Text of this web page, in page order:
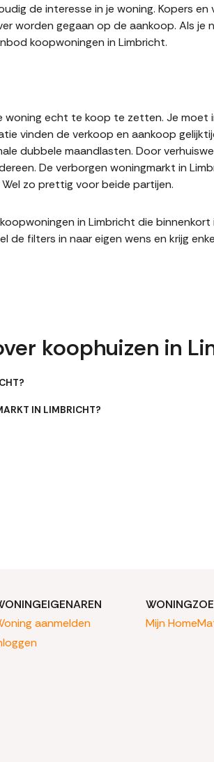
de interesse in je woning. Kopers
worden gegaan op de aankoop. Als
koopwoningen in Limbricht.
echt te koop te zetten. Je moet
vinden de verkoop en aankoop
dubbele maandlasten. Door
De verborgen woningmarkt in
zo prettig voor beide partijen.
in Limbricht die
de filters in naar eigen wens en krijg
koophuizen in
IN LIMBRICHT?
aanmelden
Mijn